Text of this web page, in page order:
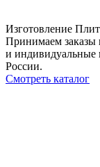
Изготовление
Принимаем заказы
и индивидуальные
России.
Смотреть каталог